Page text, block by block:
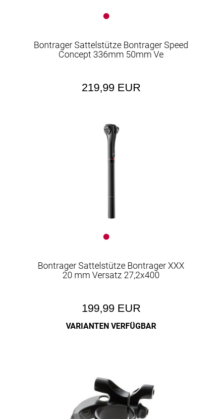
Bontrager Sattelstütze Bontrager Speed
Concept 336mm 50mm Ve
219,99 EUR
Bontrager Sattelstütze Bontrager XXX
20 mm Versatz 27,2x400
199,99 EUR
VARIANTEN VERFÜGBAR